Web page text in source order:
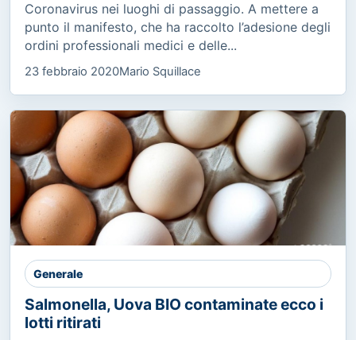
Coronavirus nei luoghi di passaggio. A mettere a
punto il manifesto, che ha raccolto l’adesione degli
ordini professionali medici e delle...
23 febbraio 2020Mario Squillace
Generale
Salmonella, Uova BIO contaminate ecco i
lotti ritirati